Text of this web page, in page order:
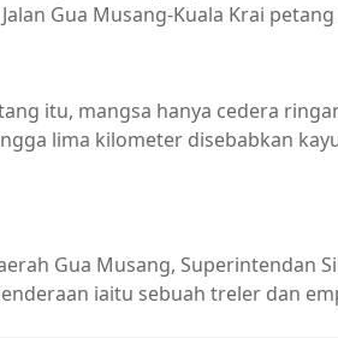
Gua Musang-Kuala Krai
itu, mangsa hanya cedera
lima kilometer disebabkan
Gua Musang, Superintendan
iaitu sebuah treler dan